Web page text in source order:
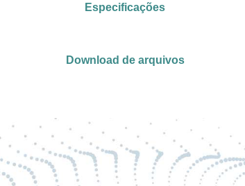
Especificações
Download de arquivos